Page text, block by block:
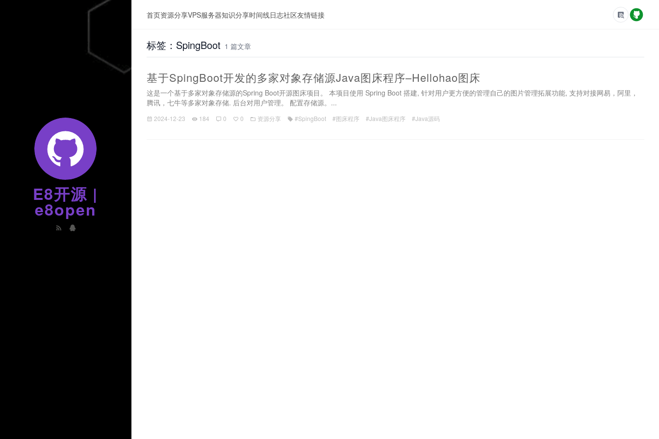
E8开源 |
e8open
首页资源分享VPS服务器知识分享时间线日志社区友情链接
标签：SpingBoot 1 篇文章
基于SpingBoot开发的多家对象存储源Java图床程序–Hellohao图床
这是一个基于多家对象存储源的Spring Boot开源图床项目。 本项目使用 Spring Boot 搭建, 针对用户更方便的管理自己的图片管理拓展功能, 支持对接网易，阿里，
腾讯，七牛等多家对象存储. 后台对用户管理。 配置存储源。...
2024-12-23 184 0 0 资源分享 #SpingBoot #图床程序 #Java图床程序 #Java源码